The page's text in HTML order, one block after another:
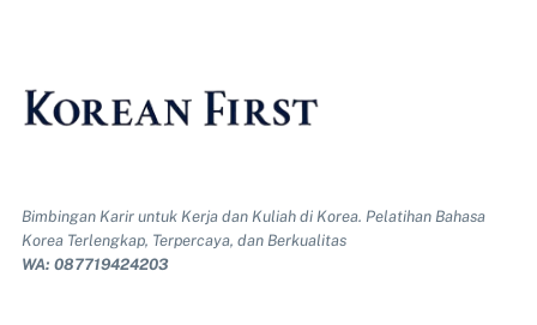
Bimbingan Karir untuk Kerja dan Kuliah di Korea. Pelatihan Bahasa
Korea Terlengkap, Terpercaya, dan Berkualitas
WA: 087719424203